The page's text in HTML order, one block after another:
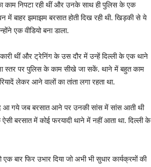
काम निपटा रही थीं और उनके साथ ही पुलिस के एक
बाहर झमाझम बरसात होती दिख रही थी. खिड़की से ये
एक वीडियो बना डाला.
थीं और ट्रेनिंग के उस दौर में उन्हें दिल्ली के एक थाने
स्तर पर पुलिस के काम सीखे जा सकें. थाने में बहुत काम
लेकर आने वालों का तांता लगा रहता था.
आ गये जब बरसात आने पर उनकी सांस में सांस आती थी
बरसात में कोई फरयादी थाने में नहीं आता था. दिल्ली के
बार फिर उभार दिया जो अभी भी सुधार कार्यक्रमों की